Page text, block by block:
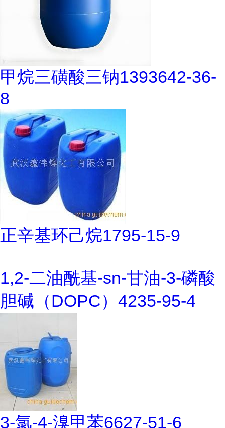
甲烷三磺酸三钠1393642-36-
8
正辛基环己烷1795-15-9
1,2-二油酰基-sn-甘油-3-磷酸
胆碱（DOPC）4235-95-4
3-氯-4-溴甲苯6627-51-6